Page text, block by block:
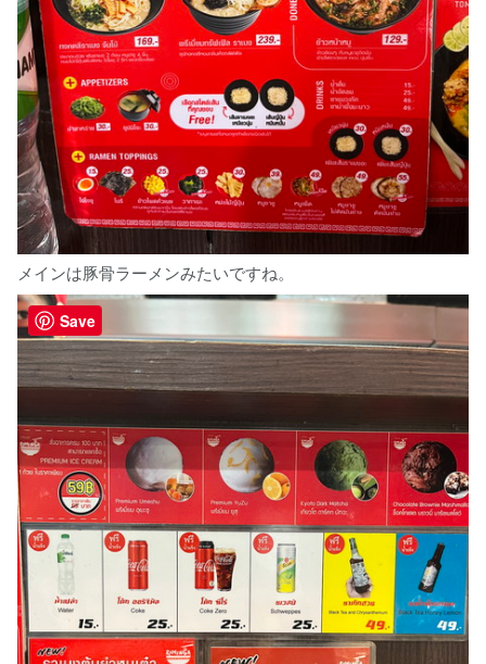
メインは豚骨ラーメンみたいですね。
Save